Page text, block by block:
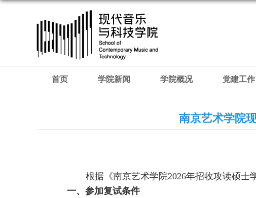
首页 学院新闻 学院概况 党建工作
南京艺术学院
根据《南京艺术学院2026年招收攻读硕士
一、参加复试条件